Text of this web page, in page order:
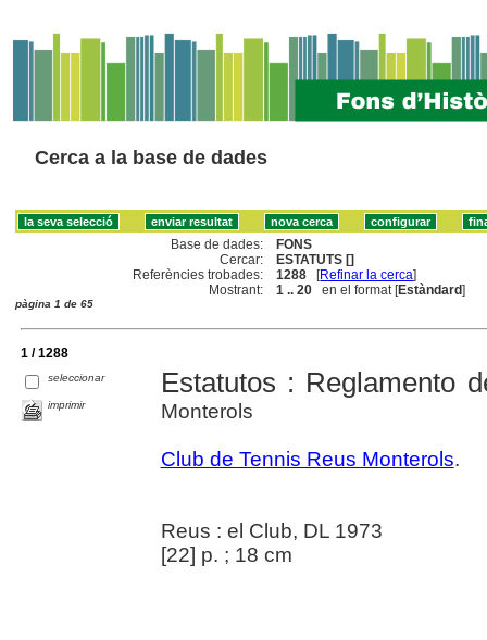
Cerca a la base de dades
Base de dades:
FONS
Cercar:
ESTATUTS []
Referències trobades:
1288 [Refinar la cerca]
Mostrant:
1 .. 20 en el format [Estàndard]
pàgina 1 de 65
1 / 1288
seleccionar
imprimir
Estatutos : Reglamento
Monterols
Club de Tennis Reus Monterols.
Reus : el Club, DL 1973
[22] p. ; 18 cm